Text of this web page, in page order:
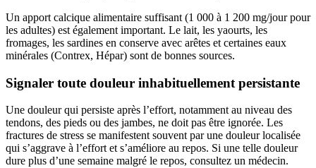
Un apport calcique alimentaire suffisant (1 000 à 1 200 mg/jour pour
les adultes) est également important. Le lait, les yaourts, les
fromages, les sardines en conserve avec arêtes et certaines eaux
minérales (Contrex, Hépar) sont de bonnes sources.
Signaler toute douleur inhabituellement persistante
Une douleur qui persiste après l’effort, notamment au niveau des
tendons, des pieds ou des jambes, ne doit pas être ignorée. Les
fractures de stress se manifestent souvent par une douleur localisée
qui s’aggrave à l’effort et s’améliore au repos. Si une telle douleur
dure plus d’une semaine malgré le repos, consultez un médecin.